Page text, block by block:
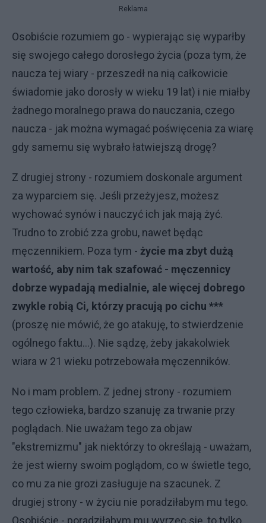
Reklama
Osobiście rozumiem go - wypierając się wyparłby
się swojego całego dorosłego życia (poza tym, że
naucza tej wiary - przeszedł na nią całkowicie
świadomie jako dorosły w wieku 19 lat) i nie miałby
żadnego moralnego prawa do nauczania, czego
naucza - jak można wymagać poświęcenia za wiarę
gdy samemu się wybrało łatwiejszą drogę?
Z drugiej strony - rozumiem doskonale argument
za wyparciem się. Jeśli przeżyjesz, możesz
wychować synów i nauczyć ich jak mają żyć.
Trudno to zrobić zza grobu, nawet będąc
męczennikiem. Poza tym - życie ma zbyt dużą
wartość, aby nim tak szafować - męczennicy
dobrze wypadają medialnie, ale więcej dobrego
zwykle robią Ci, którzy pracują po cichu ***
(proszę nie mówić, że go atakuję, to stwierdzenie
ogólnego faktu...). Nie sądzę, żeby jakakolwiek
wiara w 21 wieku potrzebowała męczenników.
No i mam problem. Z jednej strony - rozumiem
tego człowieka, bardzo szanuję za trwanie przy
poglądach. Nie uważam tego za objaw
"ekstremizmu" jak niektórzy to określają - uważam,
że jest wierny swoim poglądom, co w świetle tego,
co mu za nie grozi zasługuje na szacunek. Z
drugiej strony - w życiu nie poradziłabym mu tego.
Osobiście - poradziłabym mu wyrzec się, to tylko